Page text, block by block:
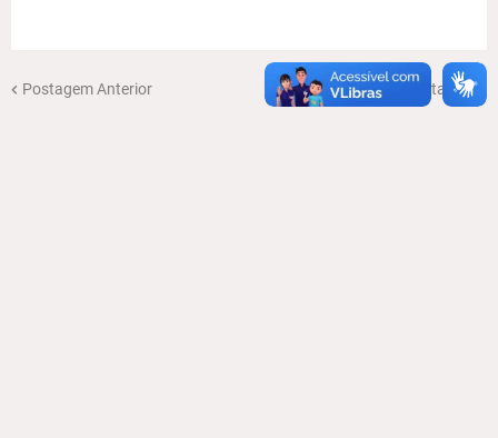
Postagem Anterior Próxima Postagem